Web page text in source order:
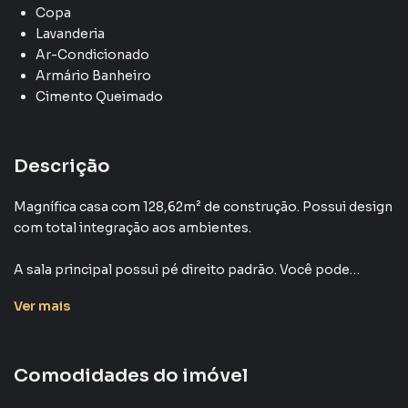
Copa
Lavanderia
Ar-Condicionado
Armário Banheiro
Cimento Queimado
Descrição
Magnífica casa com 128,62m² de construção. Possui design
com total integração aos ambientes.
A sala principal possui pé direito padrão. Você pode
armários planejados, cozinha equipada e completa e área
A área externa possui uma espaço gourmet com
Ver mais
Comodidades do imóvel